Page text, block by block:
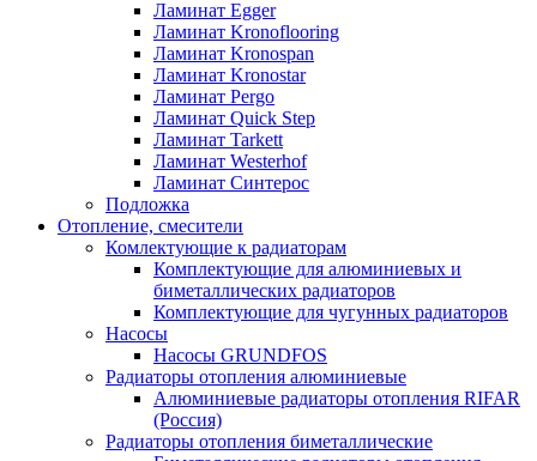
Ламинат Egger
Ламинат Kronoflooring
Ламинат Kronospan
Ламинат Kronostar
Ламинат Pergo
Ламинат Quick Step
Ламинат Tarkett
Ламинат Westerhof
Ламинат Синтерос
Подложка
Отопление, смесители
Комлектующие к радиаторам
Комплектующие для алюминиевых и
биметаллических радиаторов
Комплектующие для чугунных радиаторов
Насосы
Насосы GRUNDFOS
Радиаторы отопления алюминиевые
Алюминиевые радиаторы отопления RIFAR
(Россия)
Радиаторы отопления биметаллические